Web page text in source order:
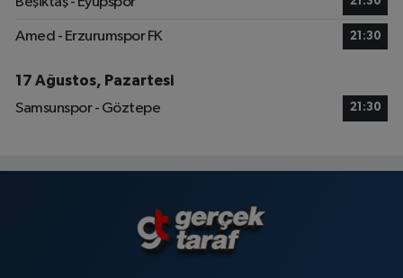
Amed - Erzurumspor FK 21:30
17 Ağustos, Pazartesi
Samsunspor - Göztepe
21:30